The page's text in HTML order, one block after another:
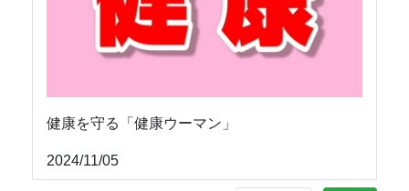
健康を守る「健康ウーマン」
2024/11/05